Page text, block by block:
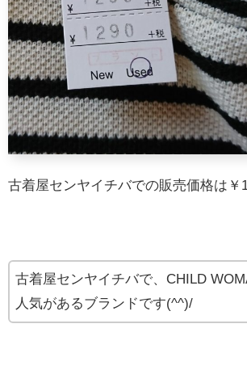
古着屋センヤイチバでの販売価格は￥
古着屋センヤイチバで、CHILD
人気があるブランドです(^^)/